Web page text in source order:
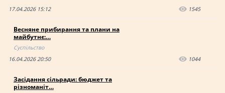
17.04.2026 15:12
1545
Весняне прибирання та плани на
майбутнє:…
Суспільство
16.04.2026 20:50
1044
Засідання сільради: бюджет та
різноманіт…